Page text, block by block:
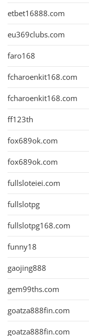
etbet16888.com
eu369clubs.com
faro168
fcharoenkit168.com
fcharoenkit168.com
ff123th
fox689ok.com
fox689ok.com
fullsloteiei.com
fullslotpg
fullslotpg168.com
funny18
gaojing888
gem99ths.com
goatza888fin.com
goatza888fin.com